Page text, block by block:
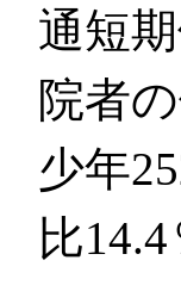
通短
院者
少年
比